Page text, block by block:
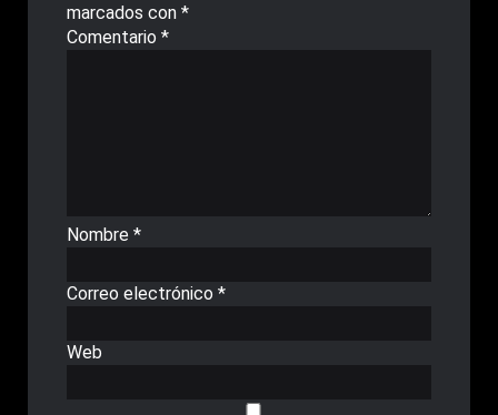
marcados con *
Comentario *
Nombre *
Correo electrónico *
Web